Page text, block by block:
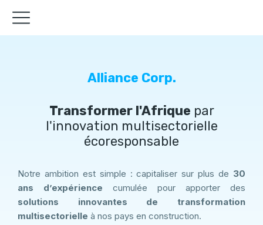
Alliance Corp.
Transformer l'Afrique par
l'innovation multisectorielle
écoresponsable
Notre ambition est simple : capitaliser sur plus de 30
ans d’expérience cumulée pour apporter des
solutions innovantes de transformation
multisectorielle à nos pays en construction.